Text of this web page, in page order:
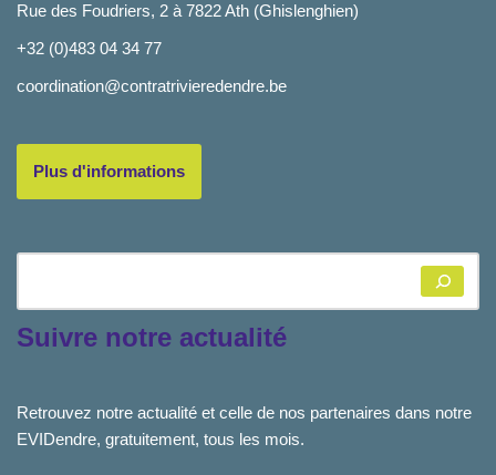
Rue des Foudriers, 2 à 7822 Ath (Ghislenghien)
+32 (0)483 04 34 77
coordination@contratrivieredendre.be
Plus d'informations
Suivre notre actualité
Retrouvez notre actualité et celle de nos partenaires dans notre
EVIDendre, gratuitement, tous les mois.